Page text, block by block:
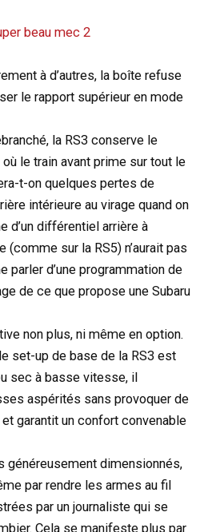
à d’autres, la boîte refuse
le rapport supérieur en mode
la RS3 conserve le
le train avant prime sur tout le
t-on quelques pertes de
intérieure au virage quand on
d’un différentiel arrière à
sur la RS5) n’aurait pas
parler d’une programmation de
de ce que propose une Subaru
non plus, ni même en option.
set-up de base de la RS3 est
sec à basse vitesse, il
aspérités sans provoquer de
garantit un confort convenable
généreusement dimensionnés,
par rendre les armes au fil
par un journaliste qui se
Cela se manifeste plus par